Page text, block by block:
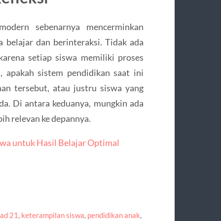
sebenarnya mencerminkan
belajar dan berinteraksi. Tidak ada
setiap siswa memiliki proses
apakah sistem pendidikan saat ini
tersebut, atau justru siswa yang
Di antara keduanya, mungkin ada
relevan ke depannya.
untuk Hasil Belajar Optimal
21 , keterampilan siswa, pendidikan anak,